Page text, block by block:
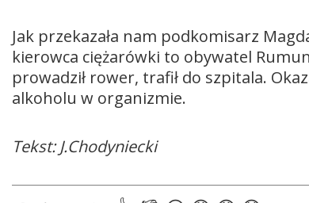
Jak przekazała nam podkomisarz
kierowca ciężarówki to obywatel
prowadził rower, trafił do szpitala.
alkoholu w organizmie.
Tekst: J.Chodyniecki